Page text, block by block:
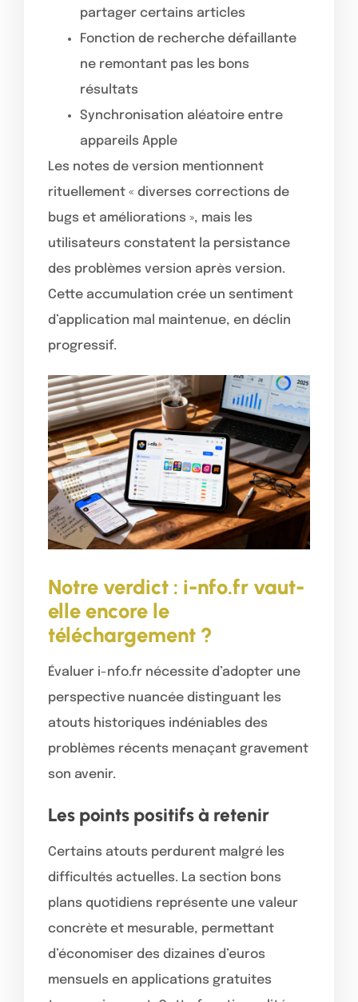
partager certains articles
Fonction de recherche défaillante
ne remontant pas les bons
résultats
Synchronisation aléatoire entre
appareils Apple
Les notes de version mentionnent
rituellement « diverses corrections de
bugs et améliorations », mais les
utilisateurs constatent la persistance
des problèmes version après version.
Cette accumulation crée un sentiment
d’application mal maintenue, en déclin
progressif.
Notre verdict : i-nfo.fr vaut-
elle encore le
téléchargement ?
Évaluer i-nfo.fr nécessite d’adopter une
perspective nuancée distinguant les
atouts historiques indéniables des
problèmes récents menaçant gravement
son avenir.
Les points positifs à retenir
Certains atouts perdurent malgré les
difficultés actuelles. La section bons
plans quotidiens représente une valeur
concrète et mesurable, permettant
d’économiser des dizaines d’euros
mensuels en applications gratuites